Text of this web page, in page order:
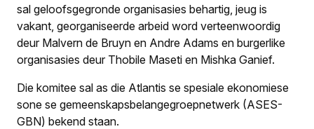
sal geloofsge­gronde organisasies behartig, jeug is
vakant, georganiseerde arbeid word verteenwoordig
deur Malvern de Bruyn en Andre Adams en burgerlike
organisasies deur Thobile Maseti en Mishka Ganief.
Die komitee sal as die Atlantis se spesiale ekonomiese
sone se gemeenskapsbelangegroepnetwerk (ASES-
GBN) bekend staan.